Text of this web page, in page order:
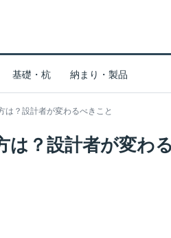
基礎・杭 納まり・製品
は？設計者が変わるべきこと
は？設計者が変わ